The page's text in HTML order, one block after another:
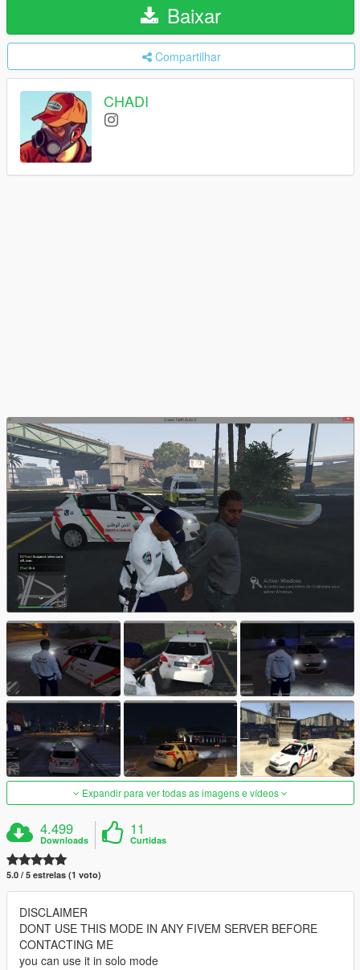
Baixar
Compartilhar
CHADI
Expandir para ver todas as imagens e vídeos
4.499
Downloads
11
Curtidas
5.0 / 5 estrelas (1 voto)
DISCLAIMER
DONT USE THIS MODE IN ANY FIVEM SERVER BEFORE
CONTACTING ME
you can use it in solo mode